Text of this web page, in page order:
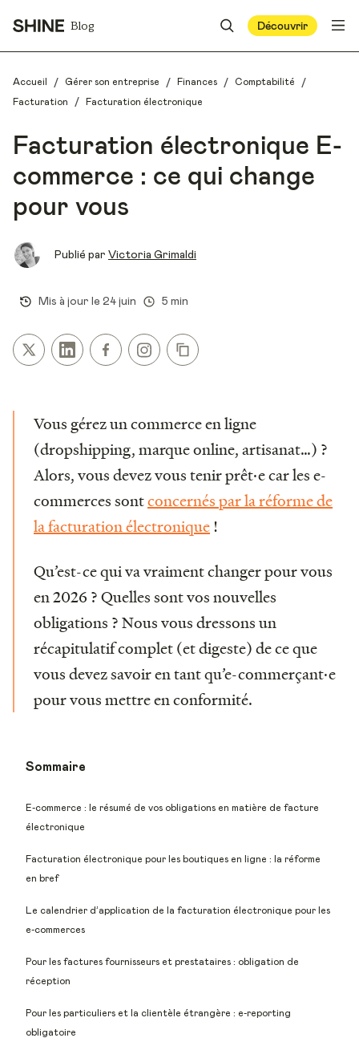
Blog Découvrir
Accueil / Gérer son entreprise / Finances / Comptabilité /
Facturation / Facturation électronique
Facturation électronique E-
commerce : ce qui change
pour vous
Publié par Victoria Grimaldi
Mis à jour le 24 juin 5 min
Vous gérez un commerce en ligne
(dropshipping, marque online, artisanat…) ?
Alors, vous devez vous tenir prêt·e car les e-
commerces sontconcernés par la réforme de
la facturation électronique!
Qu’est-ce qui va vraiment changer pour vous
en 2026 ? Quelles sont vos nouvelles
obligations ? Nous vous dressons un
récapitulatif complet (et digeste) de ce que
vous devez savoir en tant qu’e-commerçant·e
pour vous mettre en conformité.
Sommaire
E-commerce : le résumé de vos obligations en matière de facture
électronique
Facturation électronique pour les boutiques en ligne : la réforme
en bref
Le calendrier d’application de la facturation électronique pour les
e-commerces
Pour les factures fournisseurs et prestataires : obligation de
réception
Pour les particuliers et la clientèle étrangère : e-reporting
obligatoire